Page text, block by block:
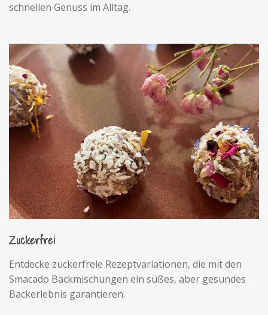
schnellen Genuss im Alltag.
Zuckerfrei
Entdecke zuckerfreie Rezeptvariationen, die mit den
Smacado Backmischungen ein süßes, aber gesundes
Backerlebnis garantieren.